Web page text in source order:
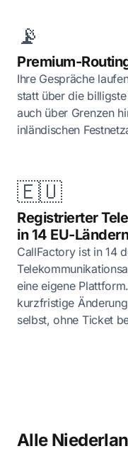
📡
Premium-
Ihre Gespräche
statt über die
auch über Grenzen
inländischen
🇪🇺
Registrierter
in 14 EU-Ländern
CallFactory ist in 14
eine eigene
kurzfristige
selbst, ohne Ticket
Alle